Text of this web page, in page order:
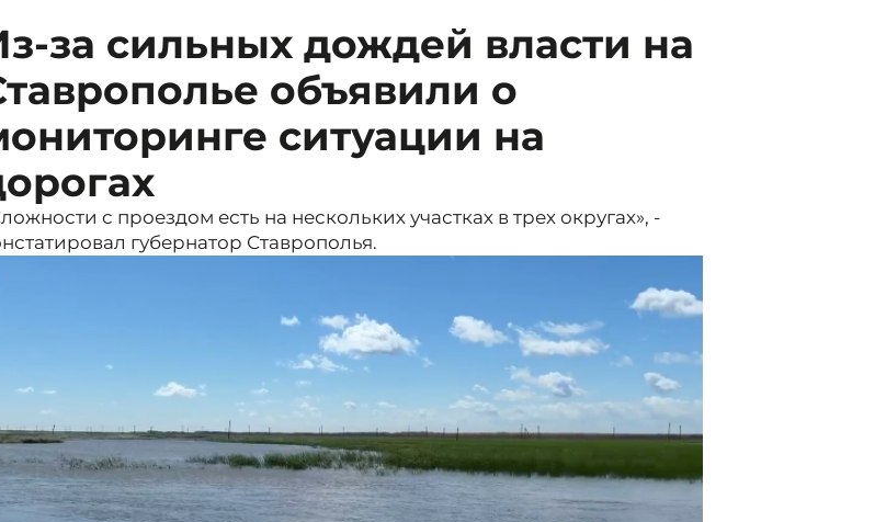
за сильных дождей власти на
объявили о
ситуации на
с проездом есть на нескольких участках в трех округах», -
губернатор Ставрополья.